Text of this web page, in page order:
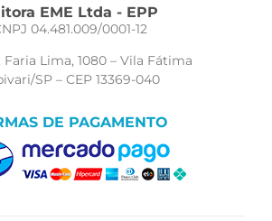
EME Ltda - EPP
04.481.009/0001-12
Lima, 1080 – Vila Fátima
SP – CEP 13369-040
DE PAGAMENTO